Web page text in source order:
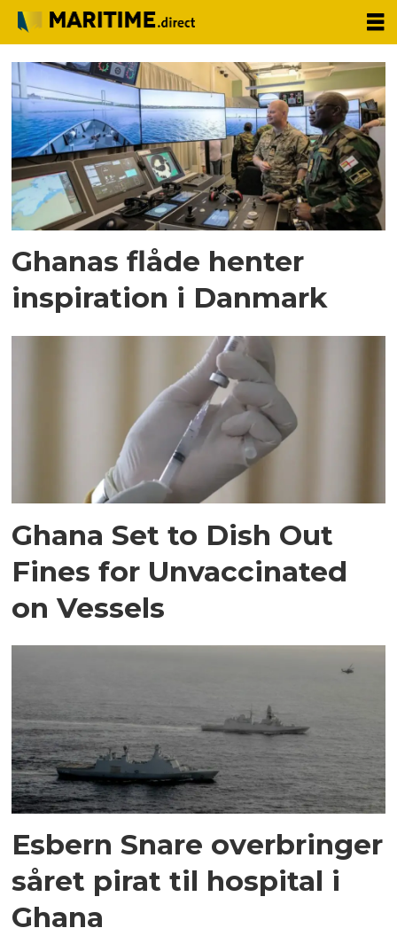
Tag:
ghana
Ghanas flåde henter
inspiration i Danmark
Ghana Set to Dish Out
Fines for Unvaccinated
on Vessels
Esbern Snare overbringer
såret pirat til hospital i
Ghana